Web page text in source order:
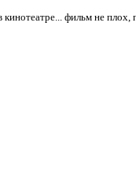
кинотеатре... фильм не